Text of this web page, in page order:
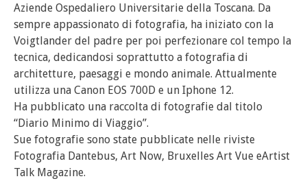
Aziende Ospedaliero Universitarie della Toscana. Da
sempre appassionato di fotografia, ha iniziato con la
Voigtlander del padre per poi perfezionare col tempo la
tecnica, dedicandosi soprattutto a fotografia di
architetture, paesaggi e mondo animale. Attualmente
utilizza una Canon EOS 700D e un Iphone 12.
Ha pubblicato una raccolta di fotografie dal titolo
“Diario Minimo di Viaggio”.
Sue fotografie sono state pubblicate nelle riviste
Fotografia Dantebus, Art Now, Bruxelles Art Vue eArtist
Talk Magazine.